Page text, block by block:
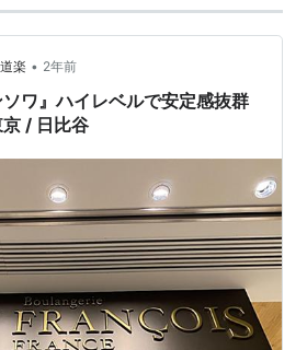
楽 • 2年前
ソワ』ハイレベルで安定感抜群
/ 日比谷